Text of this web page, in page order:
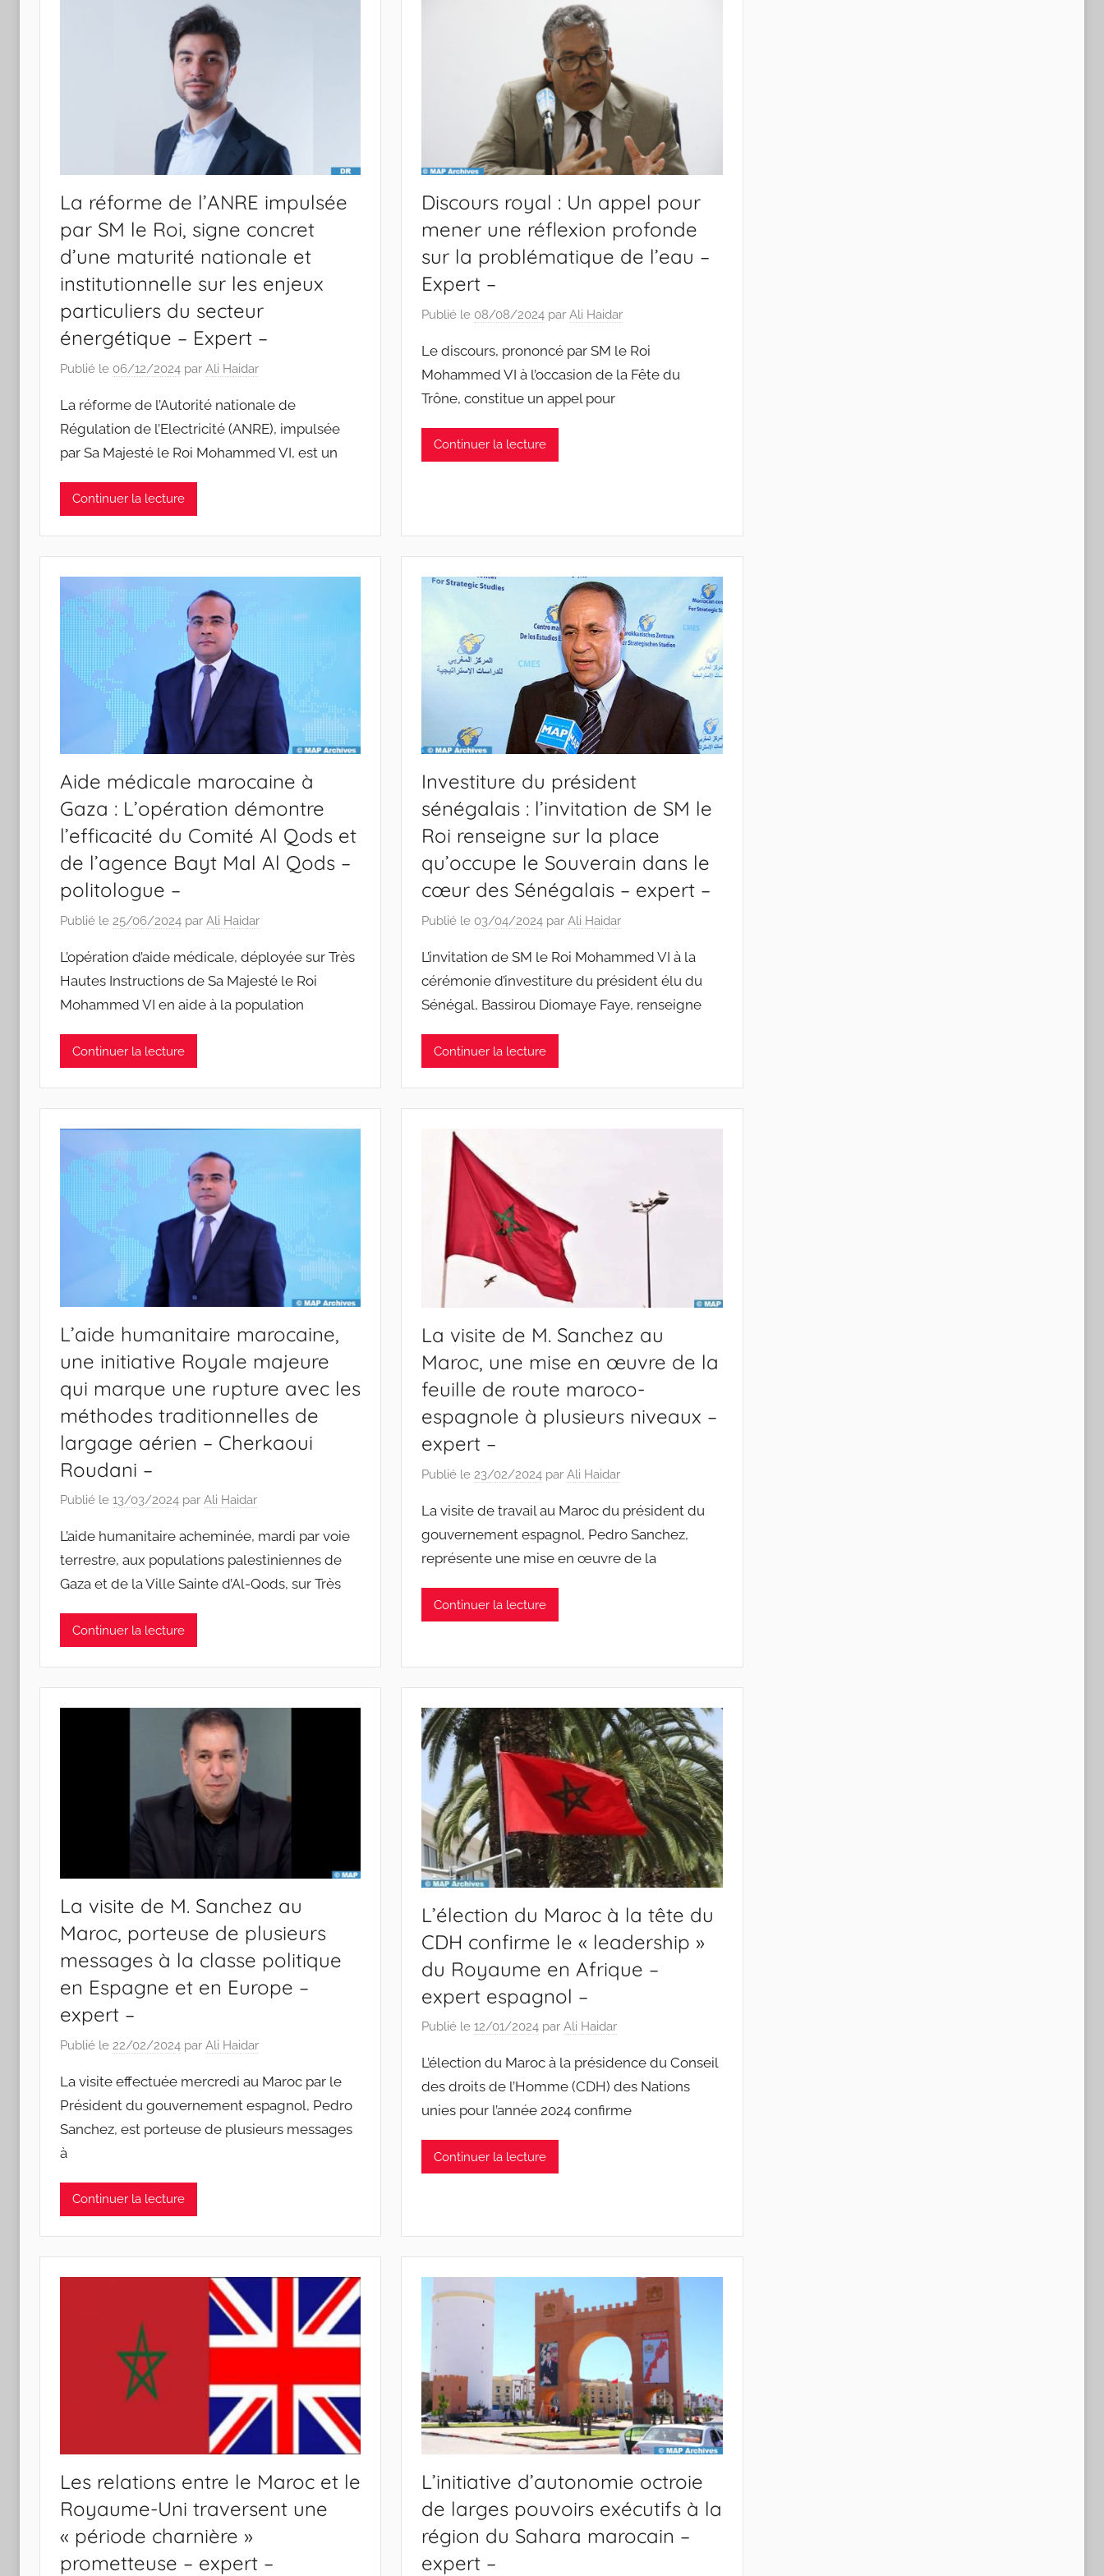
La réforme de l’ANRE impulsée
par SM le Roi, signe concret
d’une maturité nationale et
institutionnelle sur les enjeux
particuliers du secteur
énergétique – Expert –
Publié le 06/12/2024 par Ali Haidar
La réforme de l’Autorité nationale de
Régulation de l’Electricité (ANRE), impulsée
par Sa Majesté le Roi Mohammed VI, est un
Continuer la lecture
Discours royal : Un appel pour
mener une réflexion profonde
sur la problématique de l’eau –
Expert –
Publié le 08/08/2024 parAli Haidar
Le discours, prononcé par SM le Roi
Mohammed VI à l’occasion de la Fête du
Trône, constitue un appel pour
Continuer la lecture
Aide médicale marocaine à
Gaza : L’opération démontre
l’efficacité du Comité Al Qods et
de l’agence Bayt Mal Al Qods –
politologue –
Publié le 25/06/2024 par Ali Haidar
L’opération d’aide médicale, déployée sur Très
Hautes Instructions de Sa Majesté le Roi
Mohammed VI en aide à la population
Continuer la lecture
Investiture du président
sénégalais : l’invitation de SM le
Roi renseigne sur la place
qu’occupe le Souverain dans le
cœur des Sénégalais – expert –
Publié le 03/04/2024 parAli Haidar
L’invitation de SM le Roi Mohammed VI à la
cérémonie d’investiture du président élu du
Sénégal, Bassirou Diomaye Faye, renseigne
Continuer la lecture
L’aide humanitaire marocaine,
une initiative Royale majeure
qui marque une rupture avec les
méthodes traditionnelles de
largage aérien – Cherkaoui
Roudani –
Publié le 13/03/2024 par Ali Haidar
L’aide humanitaire acheminée, mardi par voie
terrestre, aux populations palestiniennes de
Gaza et de la Ville Sainte d’Al-Qods, sur Très
Continuer la lecture
La visite de M. Sanchez au
Maroc, une mise en œuvre de la
feuille de route maroco-
espagnole à plusieurs niveaux –
expert –
Publié le23/02/2024 parAli Haidar
La visite de travail au Maroc du président du
gouvernement espagnol, Pedro Sanchez,
représente une mise en œuvre de la
Continuer la lecture
La visite de M. Sanchez au
Maroc, porteuse de plusieurs
messages à la classe politique
en Espagne et en Europe –
expert –
Publié le 22/02/2024 par Ali Haidar
La visite effectuée mercredi au Maroc par le
Président du gouvernement espagnol, Pedro
Sanchez, est porteuse de plusieurs messages
à
Continuer la lecture
L’élection du Maroc à la tête du
CDH confirme le « leadership »
du Royaume en Afrique –
expert espagnol –
Publié le12/01/2024 parAli Haidar
L’élection du Maroc à la présidence du Conseil
des droits de l’Homme (CDH) des Nations
unies pour l’année 2024 confirme
Continuer la lecture
Les relations entre le Maroc et le
Royaume-Uni traversent une
« période charnière »
prometteuse – expert –
L’initiative d’autonomie octroie
de larges pouvoirs exécutifs à la
région du Sahara marocain –
expert –